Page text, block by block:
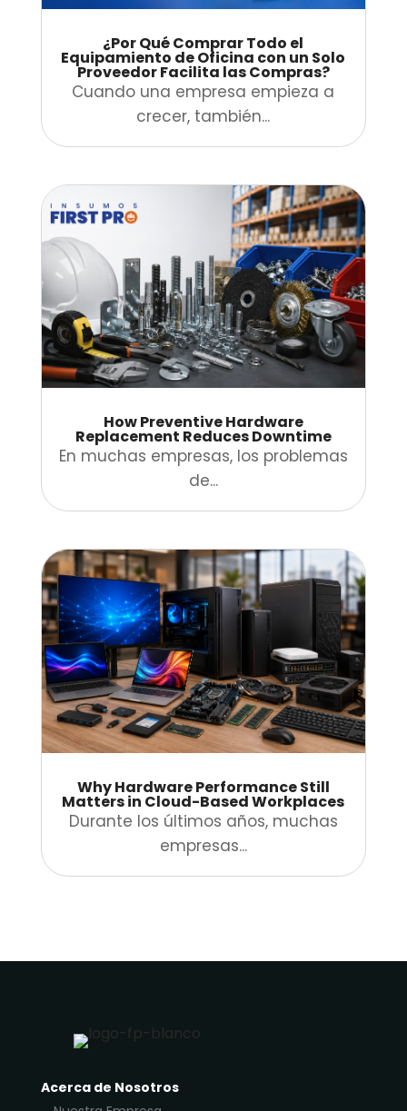
¿Por Qué Comprar Todo el
Equipamiento de Oficina con un Solo
Proveedor Facilita las Compras?
Cuando una empresa empieza a
crecer, también...
How Preventive Hardware
Replacement Reduces Downtime
En muchas empresas, los problemas
de...
Why Hardware Performance Still
Matters in Cloud-Based Workplaces
Durante los últimos años, muchas
empresas...
Acerca de Nosotros